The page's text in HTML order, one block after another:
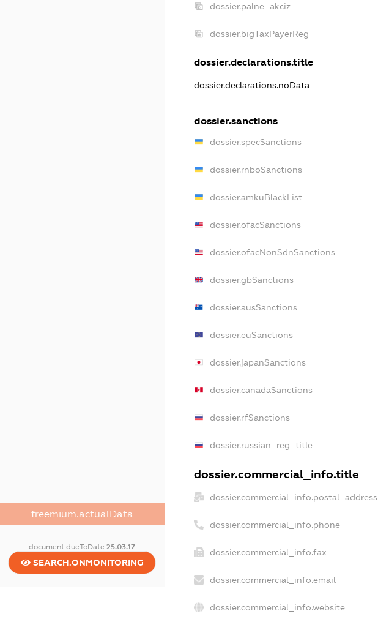
freemium.actualData
document.dueToDate25.03.17
SEARCH.ONMONITORING
dossier.palne_akciz
dossier.bigTaxPayerReg
dossier.declarations.title
dossier.declarations.noData
dossier.sanctions
dossier.specSanctions
dossier.rnboSanctions
dossier.amkuBlackList
dossier.ofacSanctions
dossier.ofacNonSdnSanctions
dossier.gbSanctions
dossier.ausSanctions
dossier.euSanctions
dossier.japanSanctions
dossier.canadaSanctions
dossier.rfSanctions
dossier.russian_reg_title
dossier.commercial_info.title
dossier.commercial_info.postal_address
dossier.commercial_info.phone
dossier.commercial_info.fax
dossier.commercial_info.email
dossier.commercial_info.website